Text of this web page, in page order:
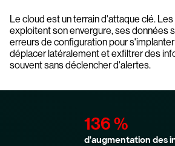
Le cloud est un terrain d'attaque clé.
exploitent son envergure, ses données
erreurs de configuration pour
déplacer latéralement et exfiltrer des
souvent sans déclencher d'alertes.
136 %
d'augmentation des